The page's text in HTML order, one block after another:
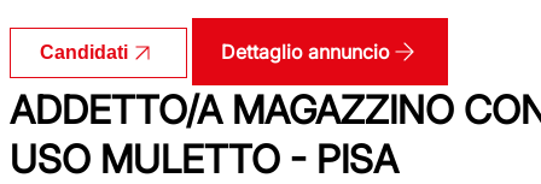
Candidati Dettaglio annuncio
ADDETTO/A MAGAZZINO
USO MULETTO - PISA